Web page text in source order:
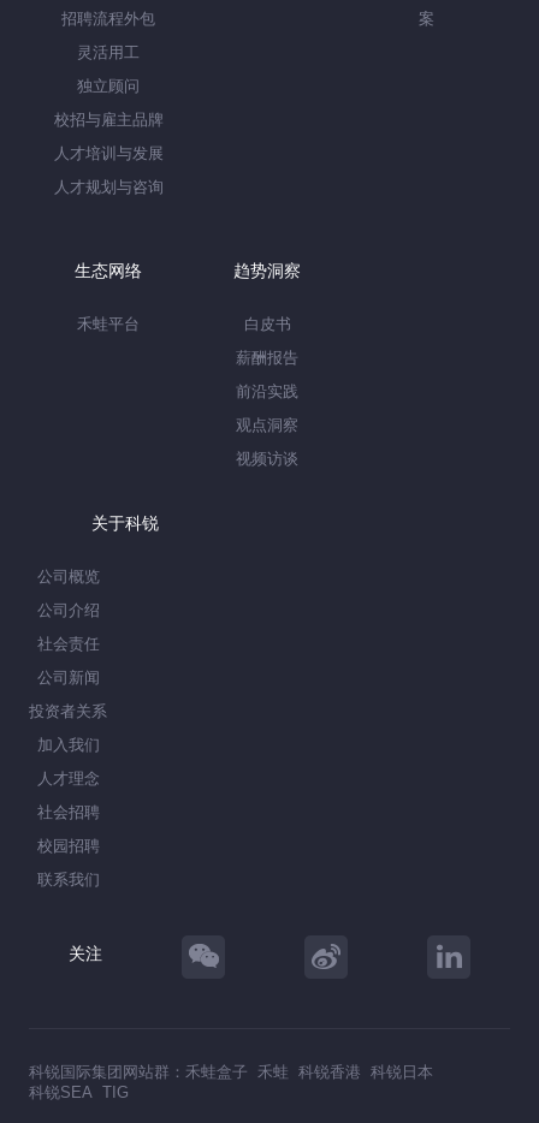
招聘流程外包
灵活用工
独立顾问
校招与雇主品牌
人才培训与发展
人才规划与咨询
案
生态网络
禾蛙平台
趋势洞察
白皮书
薪酬报告
前沿实践
观点洞察
视频访谈
关于科锐
公司概览
公司介绍
社会责任
公司新闻
投资者关系
加入我们
人才理念
社会招聘
校园招聘
联系我们
关注
科锐国际集团网站群： 禾蛙盒子 禾蛙 科锐香港 科锐日本
科锐SEA TIG